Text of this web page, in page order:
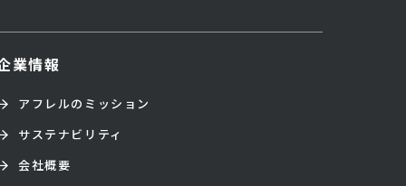
業情報
アフレルのミッション
サステナビリティ
会社概要